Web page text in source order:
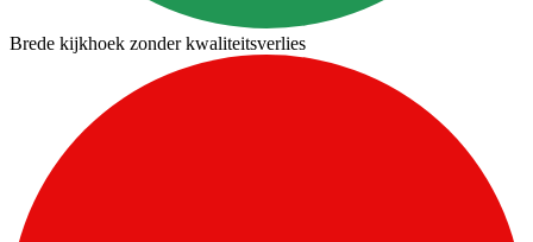
Brede kijkhoek zonder kwaliteitsverlies